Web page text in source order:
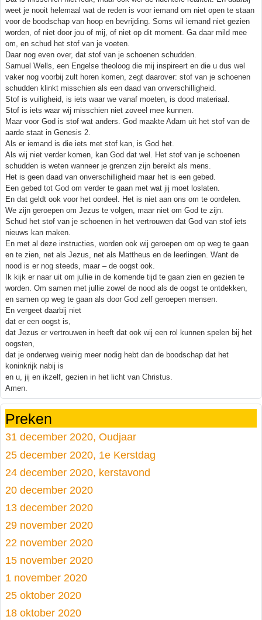
weet je nooit helemaal wat de reden is voor iemand om niet open te staan
voor de boodschap van hoop en bevrijding. Soms wil iemand niet gezien
worden, of niet door jou of mij, of niet op dit moment. Ga daar mild mee
om, en schud het stof van je voeten.
Daar nog even over, dat stof van je schoenen schudden.
Samuel Wells, een Engelse theoloog die mij inspireert en die u dus wel
vaker nog voorbij zult horen komen, zegt daarover: stof van je schoenen
schudden klinkt misschien als een daad van onverschilligheid.
Stof is vuiligheid, is iets waar we vanaf moeten, is dood materiaal.
Stof is iets waar wij misschien niet zoveel mee kunnen.
Maar voor God is stof wat anders. God maakte Adam uit het stof van de
aarde staat in Genesis 2.
Als er iemand is die iets met stof kan, is God het.
Als wij niet verder komen, kan God dat wel. Het stof van je schoenen
schudden is weten wanneer je grenzen zijn bereikt als mens.
Het is geen daad van onverschilligheid maar het is een gebed.
Een gebed tot God om verder te gaan met wat jij moet loslaten.
En dat geldt ook voor het oordeel. Het is niet aan ons om te oordelen.
We zijn geroepen om Jezus te volgen, maar niet om God te zijn.
Schud het stof van je schoenen in het vertrouwen dat God van stof iets
nieuws kan maken.
En met al deze instructies, worden ook wij geroepen om op weg te gaan
en te zien, net als Jezus, net als Mattheus en de leerlingen. Want de
nood is er nog steeds, maar – de oogst ook.
Ik kijk er naar uit om jullie in de komende tijd te gaan zien en gezien te
worden. Om samen met jullie zowel de nood als de oogst te ontdekken,
en samen op weg te gaan als door God zelf geroepen mensen.
En vergeet daarbij niet
dat er een oogst is,
dat Jezus er vertrouwen in heeft dat ook wij een rol kunnen spelen bij het
oogsten,
dat je onderweg weinig meer nodig hebt dan de boodschap dat het
koninkrijk nabij is
en u, jij en ikzelf, gezien in het licht van Christus.
Amen.
Preken
31 december 2020, Oudjaar
25 december 2020, 1e Kerstdag
24 december 2020, kerstavond
20 december 2020
13 december 2020
29 november 2020
22 november 2020
15 november 2020
1 november 2020
25 oktober 2020
18 oktober 2020